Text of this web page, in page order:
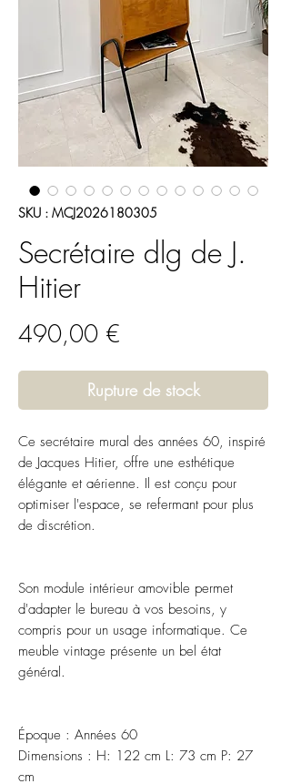
SKU : MCJ2026180305
Secrétaire dlg de J.
Hitier
490,00 €
Rupture de stock
Ce secrétaire mural des années 60, inspiré
de Jacques Hitier, offre une esthétique
élégante et aérienne. Il est conçu pour
optimiser l'espace, se refermant pour plus
de discrétion.
Son module intérieur amovible permet
d'adapter le bureau à vos besoins, y
compris pour un usage informatique. Ce
meuble vintage présente un bel état
général.
Époque : Années 60
Dimensions : H: 122 cm L: 73 cm P: 27
cm